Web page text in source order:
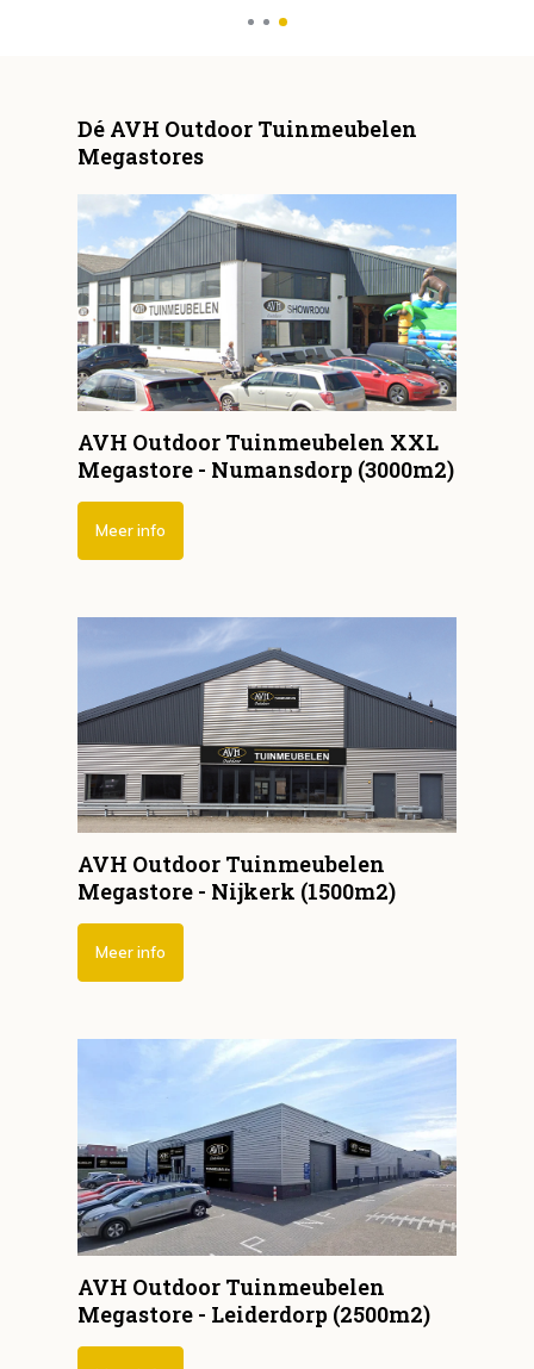
Dé AVH Outdoor Tuinmeubelen
Megastores
AVH Outdoor Tuinmeubelen XXL
Megastore - Numansdorp (3000m2)
Meer info
AVH Outdoor Tuinmeubelen
Megastore - Nijkerk (1500m2)
Meer info
AVH Outdoor Tuinmeubelen
Megastore - Leiderdorp (2500m2)